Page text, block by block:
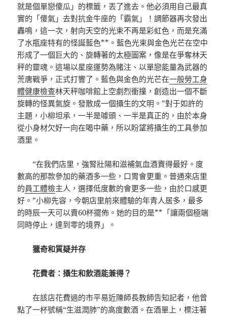
就是個單戀傻瓜」的標籤，丟了進去。他必須用自己最真
實的「傻氣」去對抗金牛座的「霸氣」！調節器再次發出
轟鳴，這一次，射向天空的光束不再是彩虹色，而是充滿
了水瓶座特有的怪誕藍色**。藍色光束與金色光芒在空中
形成了一個巨大的、旋轉著的太極圖案，像是在爭奪林天
秤的靈魂。這場以星座運勢為賭注、以單戀能量為武器的
荒唐戰爭，正式打響了。藍色與金色的光芒在一般勞工身
體健康檢查林天秤咖啡館上空劇烈衝撞，創造出一個不斷
旋轉的怪異氣旋。發散成一個攝生的文明。”對于如許的
主題，小柳坦承，一半是噱頭、一半是真正的，由於本身
從小身材欠好一向在喝中藥，所以盼望將攝生的工具參加
酒里。
“在我們店里，強腎壯陽和滋補氣血酒賣得最好。度
數高的那款參加的藥酒多一些，口胃會更重。普通來店里
的員工體檢主人，選擇低度數的會更多一些，由於口感更
好。”小柳先容，今朝店里前來體驗的年青人居多，最多
的時辰一天可以賣60杯擺佈。她的目的是**「讓兩個極端
同時停止，達到零的境界」。
獵奇和質疑并存
花費者：攝生和飲酒能兼得？
在該店花費過的市平易近陳師長教師告知記者，他曾
點了一杯號稱“生滋潤肺”的高度數酒。在酒單上，標注著